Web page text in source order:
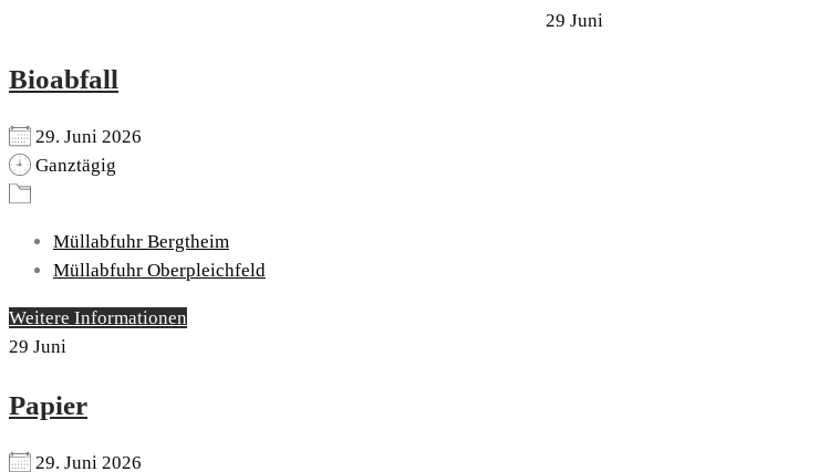
29 Juni
Bioabfall
29. Juni 2026
Ganztägig
Müllabfuhr Bergtheim
Müllabfuhr Oberpleichfeld
Weitere Informationen
29 Juni
Papier
29. Juni 2026